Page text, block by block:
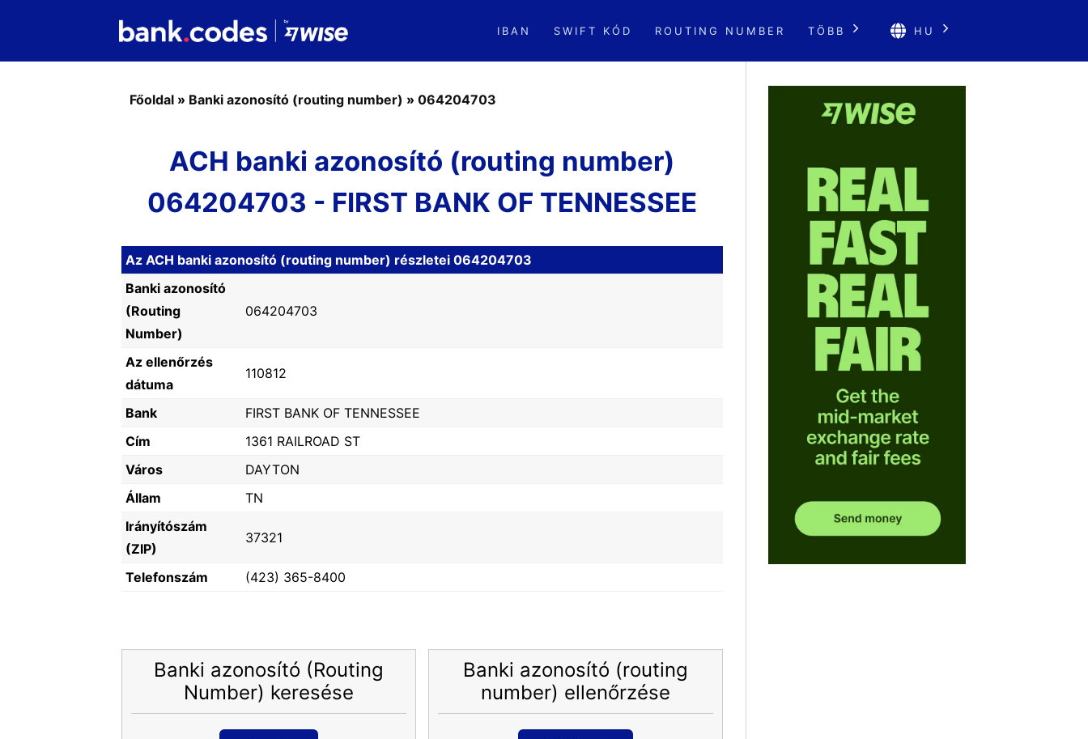
IBAN SWIFT KÓD ROUTING NUMBER TÖBB HU
Főoldal » Banki azonosító (routing number) » 064204703
ACH banki azonosító (routing number)
064204703 - FIRST BANK OF TENNESSEE
Az ACH banki azonosító (routing number) részletei 064204703
Banki azonosító
(Routing
Number)
064204703
Az ellenőrzés
dátuma
110812
Bank
FIRST BANK OF TENNESSEE
Cím
1361 RAILROAD ST
Város
DAYTON
Állam
TN
Irányítószám
(ZIP)
37321
Telefonszám (423) 365-8400
Banki azonosító (Routing
Number) keresése
Banki azonosító (routing
number) ellenőrzése